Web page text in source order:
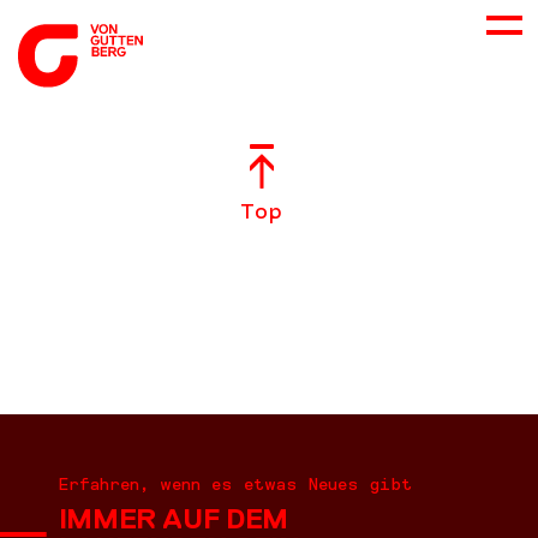
Top
Erfahren, wenn es etwas Neues gibt
IMMER AUF DEM